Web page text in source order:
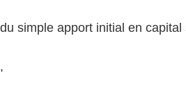
simple apport initial en